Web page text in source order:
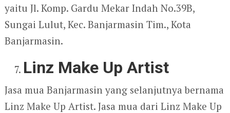
yaitu Jl. Komp. Gardu Mekar Indah No.39B,
Sungai Lulut, Kec. Banjarmasin Tim., Kota
Banjarmasin.
Linz Make Up Artist
Jasa mua Banjarmasin yang selanjutnya bernama
Linz Make Up Artist. Jasa mua dari Linz Make Up